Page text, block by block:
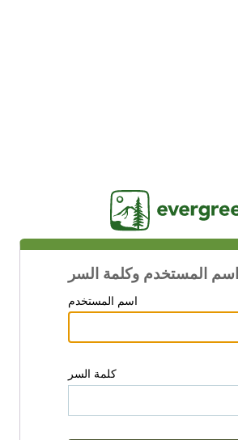
المستخدم وكلمة السر
اسم المستخدم
كلمة السر